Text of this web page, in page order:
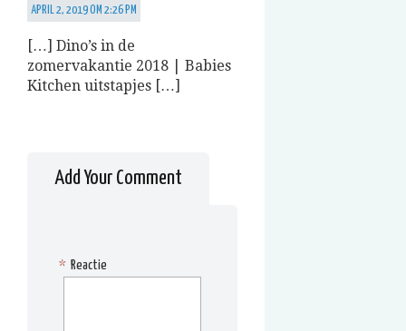
APRIL 2, 2019 OM 2:26 PM
[…] Dino’s in de
zomervakantie 2018 | Babies
Kitchen uitstapjes […]
Add Your Comment
Reactie
*